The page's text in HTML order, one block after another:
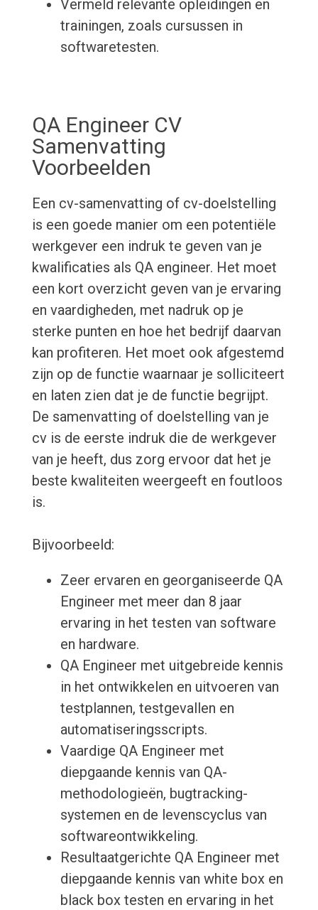
Vermeld relevante opleidingen en
trainingen, zoals cursussen in
softwaretesten.
QA Engineer CV
Samenvatting
Voorbeelden
Een cv-samenvatting of cv-doelstelling
is een goede manier om een potentiële
werkgever een indruk te geven van je
kwalificaties als QA engineer. Het moet
een kort overzicht geven van je ervaring
en vaardigheden, met nadruk op je
sterke punten en hoe het bedrijf daarvan
kan profiteren. Het moet ook afgestemd
zijn op de functie waarnaar je solliciteert
en laten zien dat je de functie begrijpt.
De samenvatting of doelstelling van je
cv is de eerste indruk die de werkgever
van je heeft, dus zorg ervoor dat het je
beste kwaliteiten weergeeft en foutloos
is.
Bijvoorbeeld:
Zeer ervaren en georganiseerde QA
Engineer met meer dan 8 jaar
ervaring in het testen van software
en hardware.
QA Engineer met uitgebreide kennis
in het ontwikkelen en uitvoeren van
testplannen, testgevallen en
automatiseringsscripts.
Vaardige QA Engineer met
diepgaande kennis van QA-
methodologieën, bugtracking-
systemen en de levenscyclus van
softwareontwikkeling.
Resultaatgerichte QA Engineer met
diepgaande kennis van white box en
black box testen en ervaring in het